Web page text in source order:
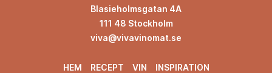
Blasieholmsgatan 4A
111 48 Stockholm
viva@vivavinomat.se
HEM RECEPT VIN INSPIRATION